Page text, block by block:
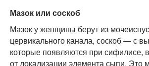
Мазок или соскоб
Мазок у женщины берут из
цервикального канала, соскоб — с
которые появляются при сифилисе,
от локализации элемента сыпи. Это